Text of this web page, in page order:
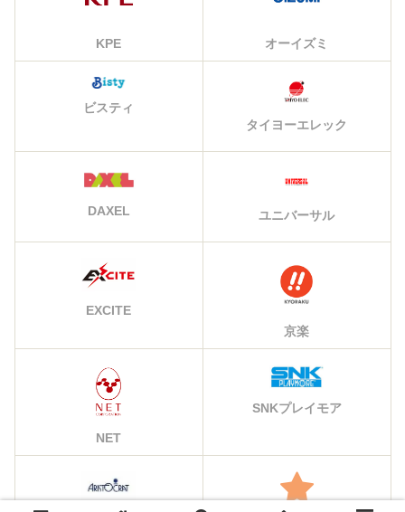
KPE オーイズミ
ビスティ
タイヨーエレック
DAXEL ユニバーサル
EXCITE
京楽
NET
SNKプレイモア